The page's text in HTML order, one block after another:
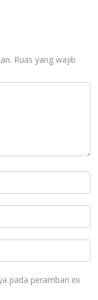
Ruas yang wajib
pada peramban ini